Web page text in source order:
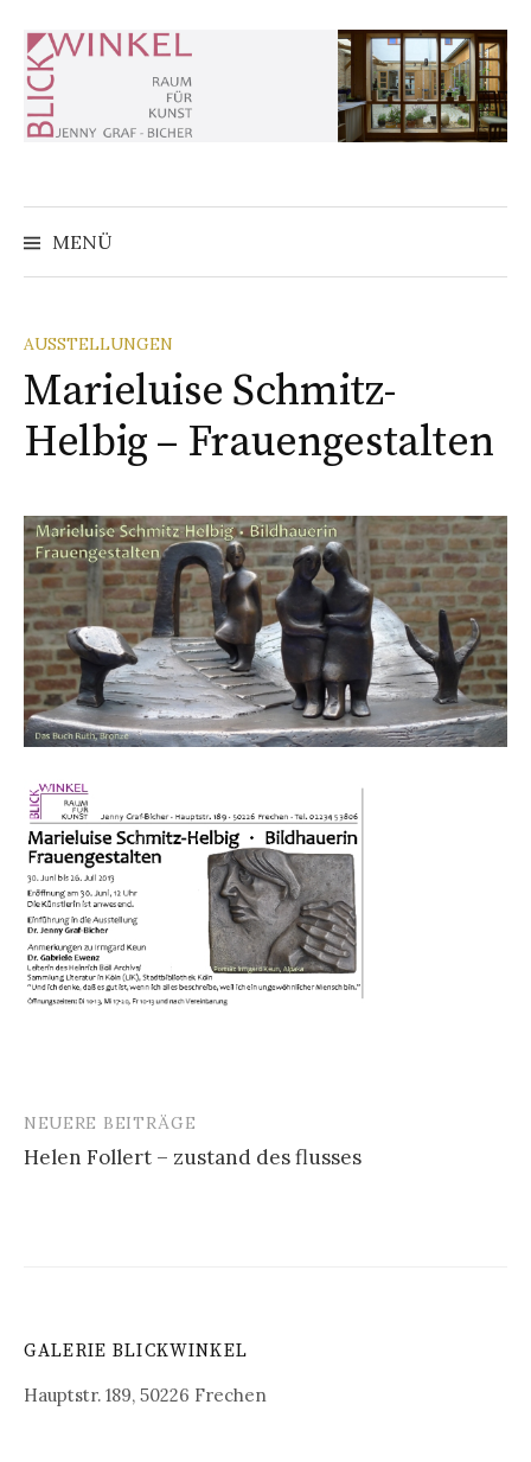
Inhalt
überspringen
MENÜ
AUSSTELLUNGEN
Marieluise Schmitz-
Helbig – Frauengestalten
Beitragsnavigation
NEUERE BEITRÄGE
Helen Follert – zustand des flusses
GALERIE BLICKWINKEL
Hauptstr. 189, 50226 Frechen